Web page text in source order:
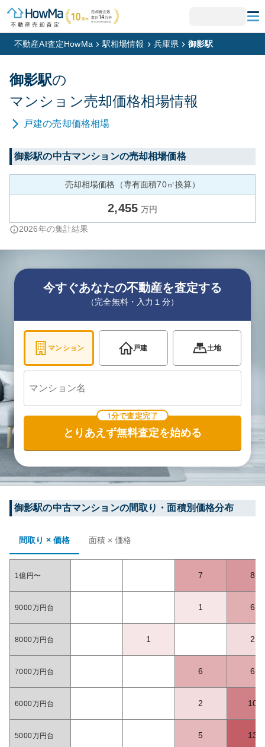
不動産AI査定HowMa 駅相場情報 兵庫県 御影駅
御影駅の
マンション売却価格相場情報
戸建の売却価格相場
御影駅の中古マンションの売却相場価格
売却相場価格（専有面積70㎡換算）
2,455 万円
2026年の集計結果
今すぐあなたの不動産を査定する
（完全無料・入力１分）
マンション 戸建 土地
1分で査定完了
とりあえず無料査定を始める
御影駅の中古マンションの間取り・面積別価格分布
間取り × 価格 面積 × 価格
1億円〜 7 8
9000万円台 1 6
8000万円台 1 2
7000万円台 6 6
6000万円台 2 10
5000万円台 5 13